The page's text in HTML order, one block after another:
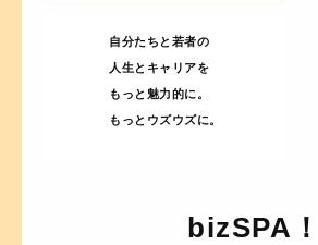
自分たちと若者の
人生とキャリアを
もっと魅力的に。
もっとウズウズに。
bizSPA